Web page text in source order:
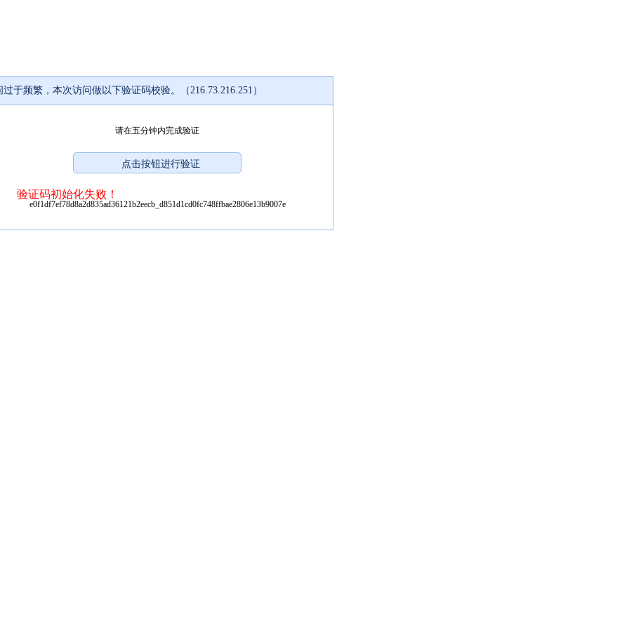
过于频繁，本次访问做以下验证码校验。（216.73.216.251）
请在五分钟内完成验证
验证码初始化失败！
e0f1df7ef78d8a2d835ad36121b2eecb_d851d1cd0fc748ffbae2806e13b9007e